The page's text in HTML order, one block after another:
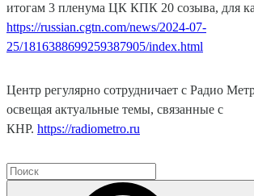
итогам 3 пленума ЦК КПК 20 созыва, для
https://russian.cgtn.com/news/2024-07-
25/1816388699259387905/index.html
Центр регулярно сотрудничает с Радио
освещая актуальные темы, связанные с
КНР. https://radiometro.ru